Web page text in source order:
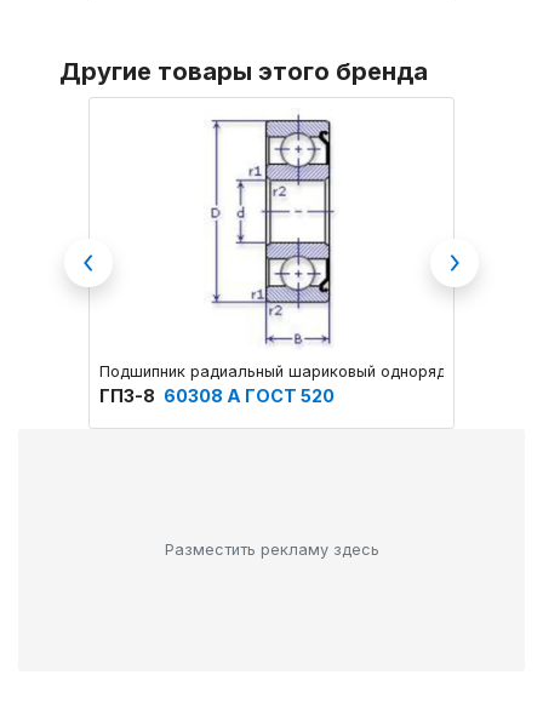
Другие товары этого бренда
Подшипник радиальный шариковый однорядный с
ГПЗ-8 60308 А ГОСТ 520
Previous Next
Разместить рекламу здесь